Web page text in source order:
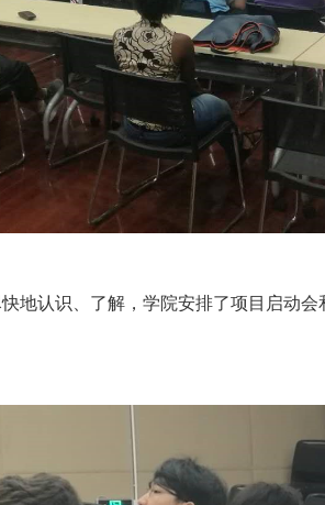
地认识、了解，学院安排了项目启动